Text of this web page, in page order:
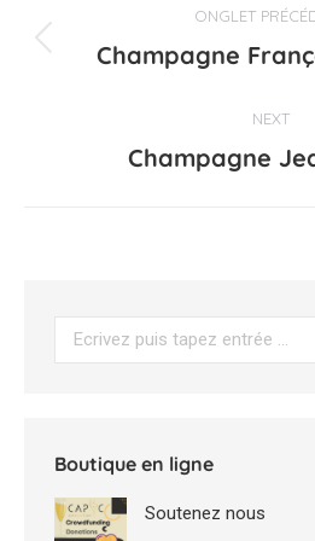
de
commentaire
ONGLET
Champagne
NEXT
Champagne
Search:
Boutique en ligne
Soutenez nous